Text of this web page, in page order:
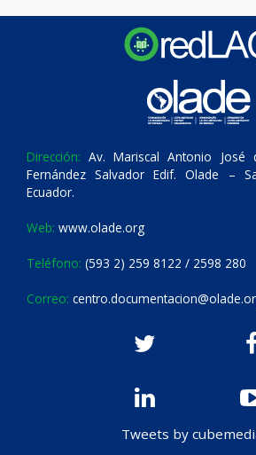
Dirección: Av. Mariscal Antonio José
Fernández Salvador Edif. Olade –
Ecuador.
Web: www.olade.org
Teléfono: (593 2) 259 8122 / 2598 280
Correo:
Tweets by